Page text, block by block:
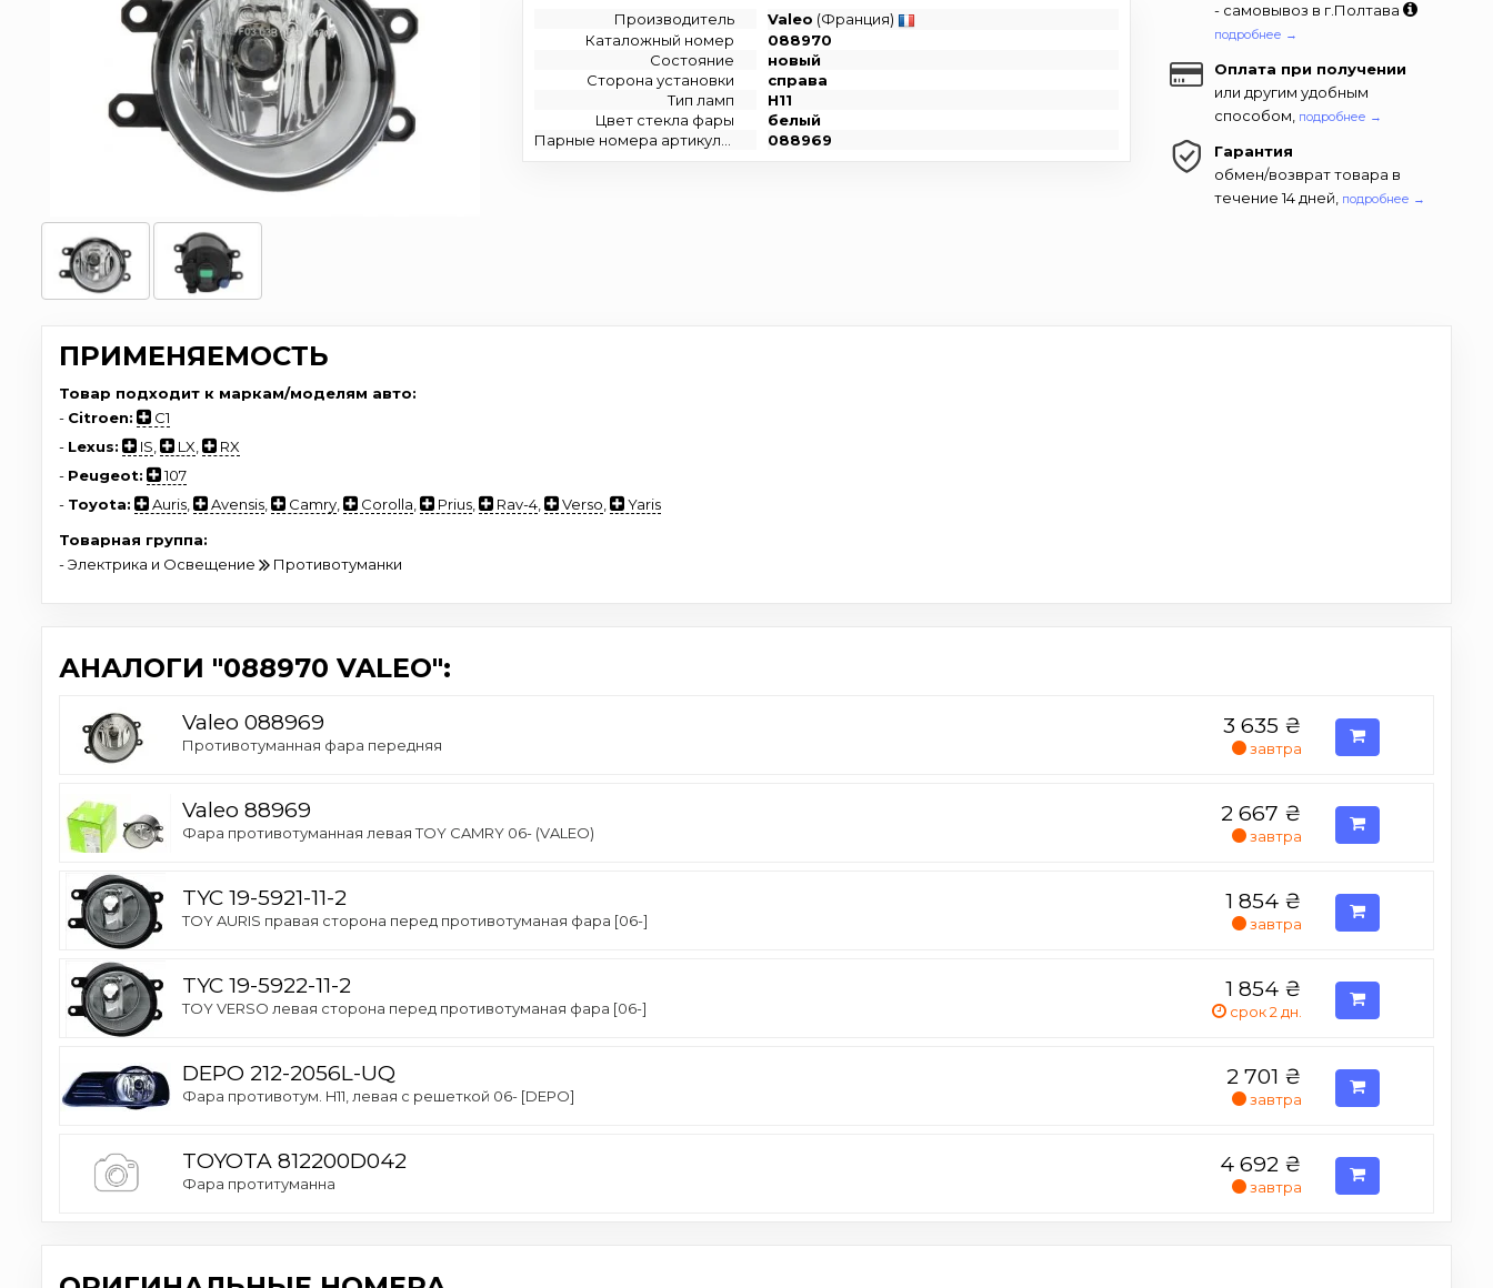
Производитель Valeo (Франция)
Каталожный номер
088970
Состояние
новый
Сторона установки
справа
Тип ламп
H11
Цвет стекла фары
белый
088969
- самовывоз в г.Полтава
подробнее →
Оплата при получении
или другим удобным
способом, подробнее →
Гарантия
обмен/возврат товара в
течение 14 дней, подробнее →
ПРИМЕНЯЕМОСТЬ
Товар подходит к маркам/моделям авто:
- Citroen:
C1
- Lexus: IS LX
RX
- Peugeot:
107
- Toyota: Auris Avensis Camry Corolla Prius Rav-4 Verso
Yaris
Товарная группа:
- Электрика и Освещение
Противотуманки
АНАЛОГИ "088970 VALEO":
Valeo 088969
Противотуманная фара передняя
3 635 ₴
завтра
Valeo 88969
Фара противотуманная левая TOY CAMRY 06- (VALEO)
2 667 ₴
завтра
TYC 19-5921-11-2
TOY AURIS правая сторона перед противотуманая фара [06-]
1 854 ₴
завтра
TYC 19-5922-11-2
TOY VERSO левая сторона перед противотуманая фара [06-]
1 854 ₴
срок 2 дн.
DEPO 212-2056L-UQ
Фара противотум. H11, левая с решеткой 06- [DEPO]
2 701 ₴
завтра
TOYOTA 812200D042
Фара протитуманна
4 692 ₴
завтра